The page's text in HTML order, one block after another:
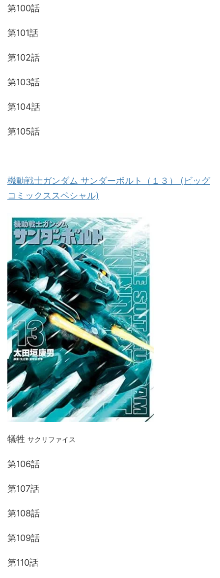
第100話
第101話
第102話
第103話
第104話
第105話
機動戦士ガンダム サンダーボルト（１３） (ビッグ
コミックススペシャル)
犠牲 サクリファイス
第106話
第107話
第108話
第109話
第110話